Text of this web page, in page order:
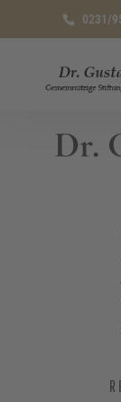
0231/
Dr.